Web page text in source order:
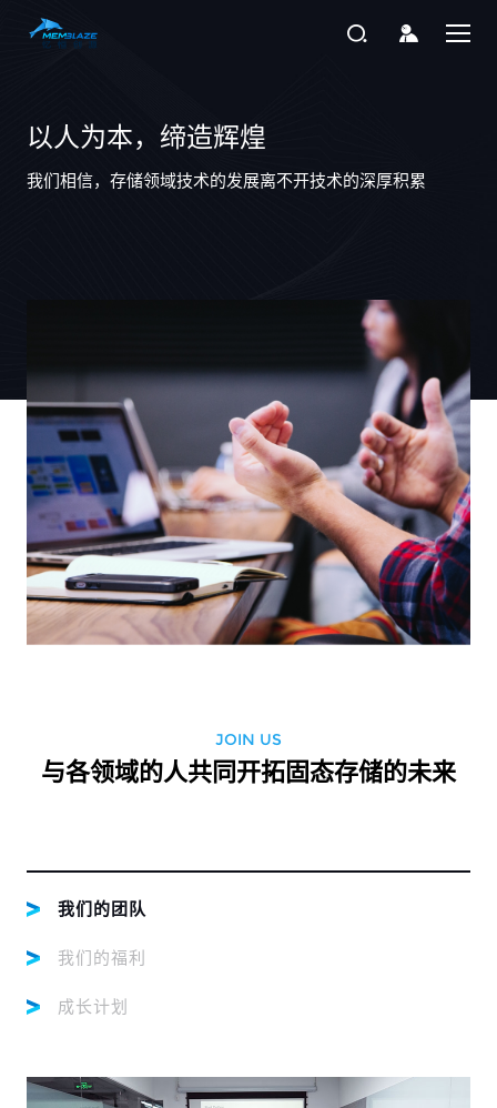
以人为本，缔造辉煌
我们相信，存储领域技术的发展离不开技术的深厚积累
JOIN US
与各领域的人共同开拓固态存储的未来
我们的团队
我们的福利
成长计划